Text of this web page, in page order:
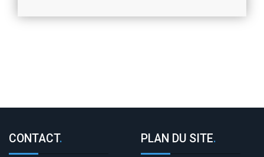
CONTACT. PLAN DU SITE.